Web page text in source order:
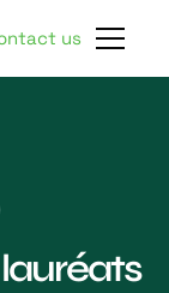
us